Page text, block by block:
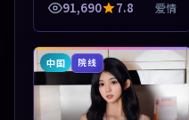
站，流畅不卡顿。本片围
片单。
91,690 7.8 爱情
中国 院线